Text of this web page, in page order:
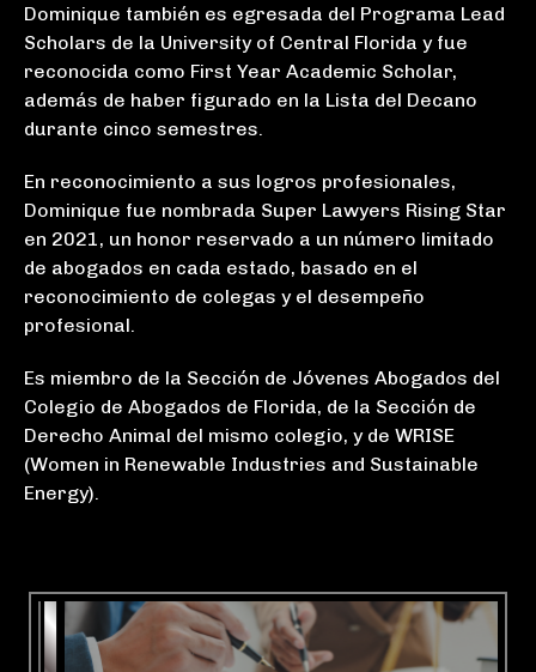
Dominique también es egresada del Programa Lead
Scholars de la University of Central Florida y fue
reconocida como First Year Academic Scholar,
además de haber figurado en la Lista del Decano
durante cinco semestres.
En reconocimiento a sus logros profesionales,
Dominique fue nombrada Super Lawyers Rising Star
en 2021, un honor reservado a un número limitado
de abogados en cada estado, basado en el
reconocimiento de colegas y el desempeño
profesional.
Es miembro de la Sección de Jóvenes Abogados del
Colegio de Abogados de Florida, de la Sección de
Derecho Animal del mismo colegio, y de WRISE
(Women in Renewable Industries and Sustainable
Energy).